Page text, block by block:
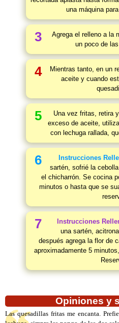
una máquina
3
Agrega el relleno a la
un poco de
4
Mientras tanto, en un
aceite y cuando
5
Una vez fritas, retira
exceso de aceite,
con lechuga rallada,
6 Instrucciones
sartén, sofrié la
el chicharrón. Se cocina
minutos o hasta que se
7 Instrucciones
una sartén,
después agrega la flor de
aproximadamente 5
Opiniones y
Las quesadillas fritas me encanta.